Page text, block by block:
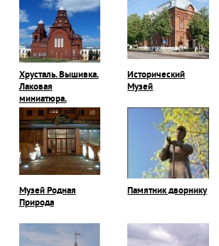
Хрусталь. Вышивка.
Лаковая
миниатюра.
Исторический
Музей
Музей Родная
Природа
Памятник дворнику